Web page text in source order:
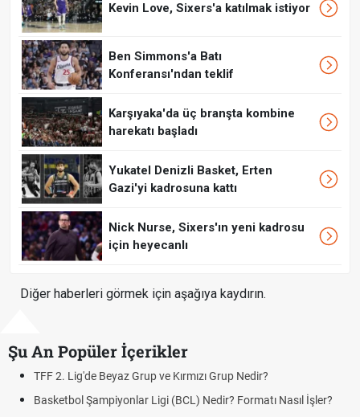
Kevin Love, Sixers'a katılmak istiyor
Ben Simmons'a Batı
Konferansı'ndan teklif
Karşıyaka'da üç branşta kombine
harekatı başladı
Yukatel Denizli Basket, Erten
Gazi'yi kadrosuna kattı
Nick Nurse, Sixers'ın yeni kadrosu
için heyecanlı
Diğer haberleri görmek için aşağıya kaydırın.
Şu An Popüler İçerikler
Nasıl İşler?
UEFA Avrupa Ligi Nedir? Turnuva Formatı
Voleybol Milletler Ligi Nedir? Formatı ve